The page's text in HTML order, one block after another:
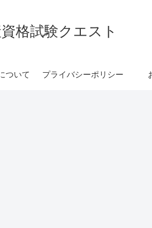
格試験クエスト
ついて プライバシーポリシー